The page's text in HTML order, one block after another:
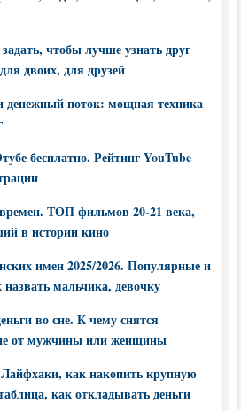
чтобы лучше узнать друг
двоих, для друзей
денежный поток: мощная техника
бесплатно. Рейтинг YouTube
ТОП фильмов 20-21 века,
в истории кино
имен 2025/2026. Популярные и
мальчика, девочку
во сне. К чему снятся
от мужчины или женщины
как накопить крупную
как откладывать деньги